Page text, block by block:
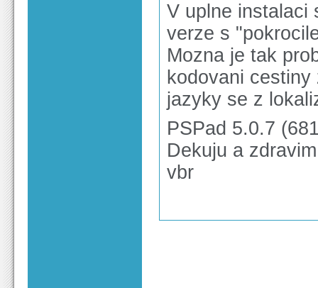
V uplne instalaci
verze s
Mozna je tak
kodovani
jazyky se z
PSPad 5.0.7
Dekuju a
vbr